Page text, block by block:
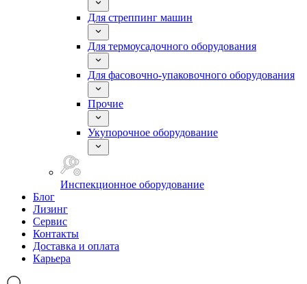
Для стреппинг машин
Для термоусадочного оборудования
Для фасовочно-упаковочного оборудования
Прочие
Укупорочное оборудование
Инспекционное оборудование
Блог
Лизинг
Сервис
Контакты
Доставка и оплата
Карьера